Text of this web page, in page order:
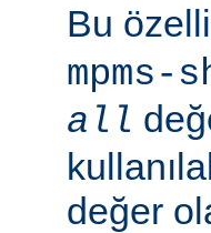
Bu
mpms-
all
değer